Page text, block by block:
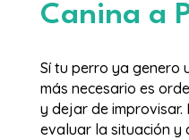
Canina a
Sí tu perro ya genero
más necesario es
y dejar de improvisar.
evaluar la situación y